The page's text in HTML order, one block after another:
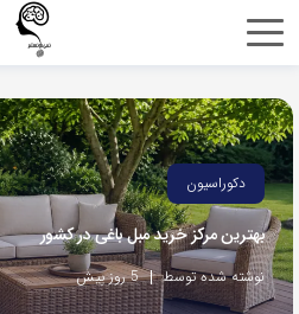
اشتراک
با
استفاده
از
روش‌های
زیر
می‌توانید
دکوراسیون
بهترین مرکز خرید مبل باغی در کشور
نوشته شده توسط 5 روز پیش